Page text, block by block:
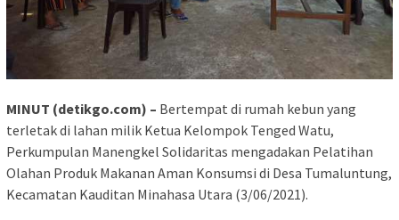
MINUT (detikgo.com) – Bertempat di rumah kebun yang
terletak di lahan milik Ketua Kelompok Tenged Watu,
Perkumpulan Manengkel Solidaritas mengadakan Pelatihan
Olahan Produk Makanan Aman Konsumsi di Desa Tumaluntung,
Kecamatan Kauditan Minahasa Utara (3/06/2021).